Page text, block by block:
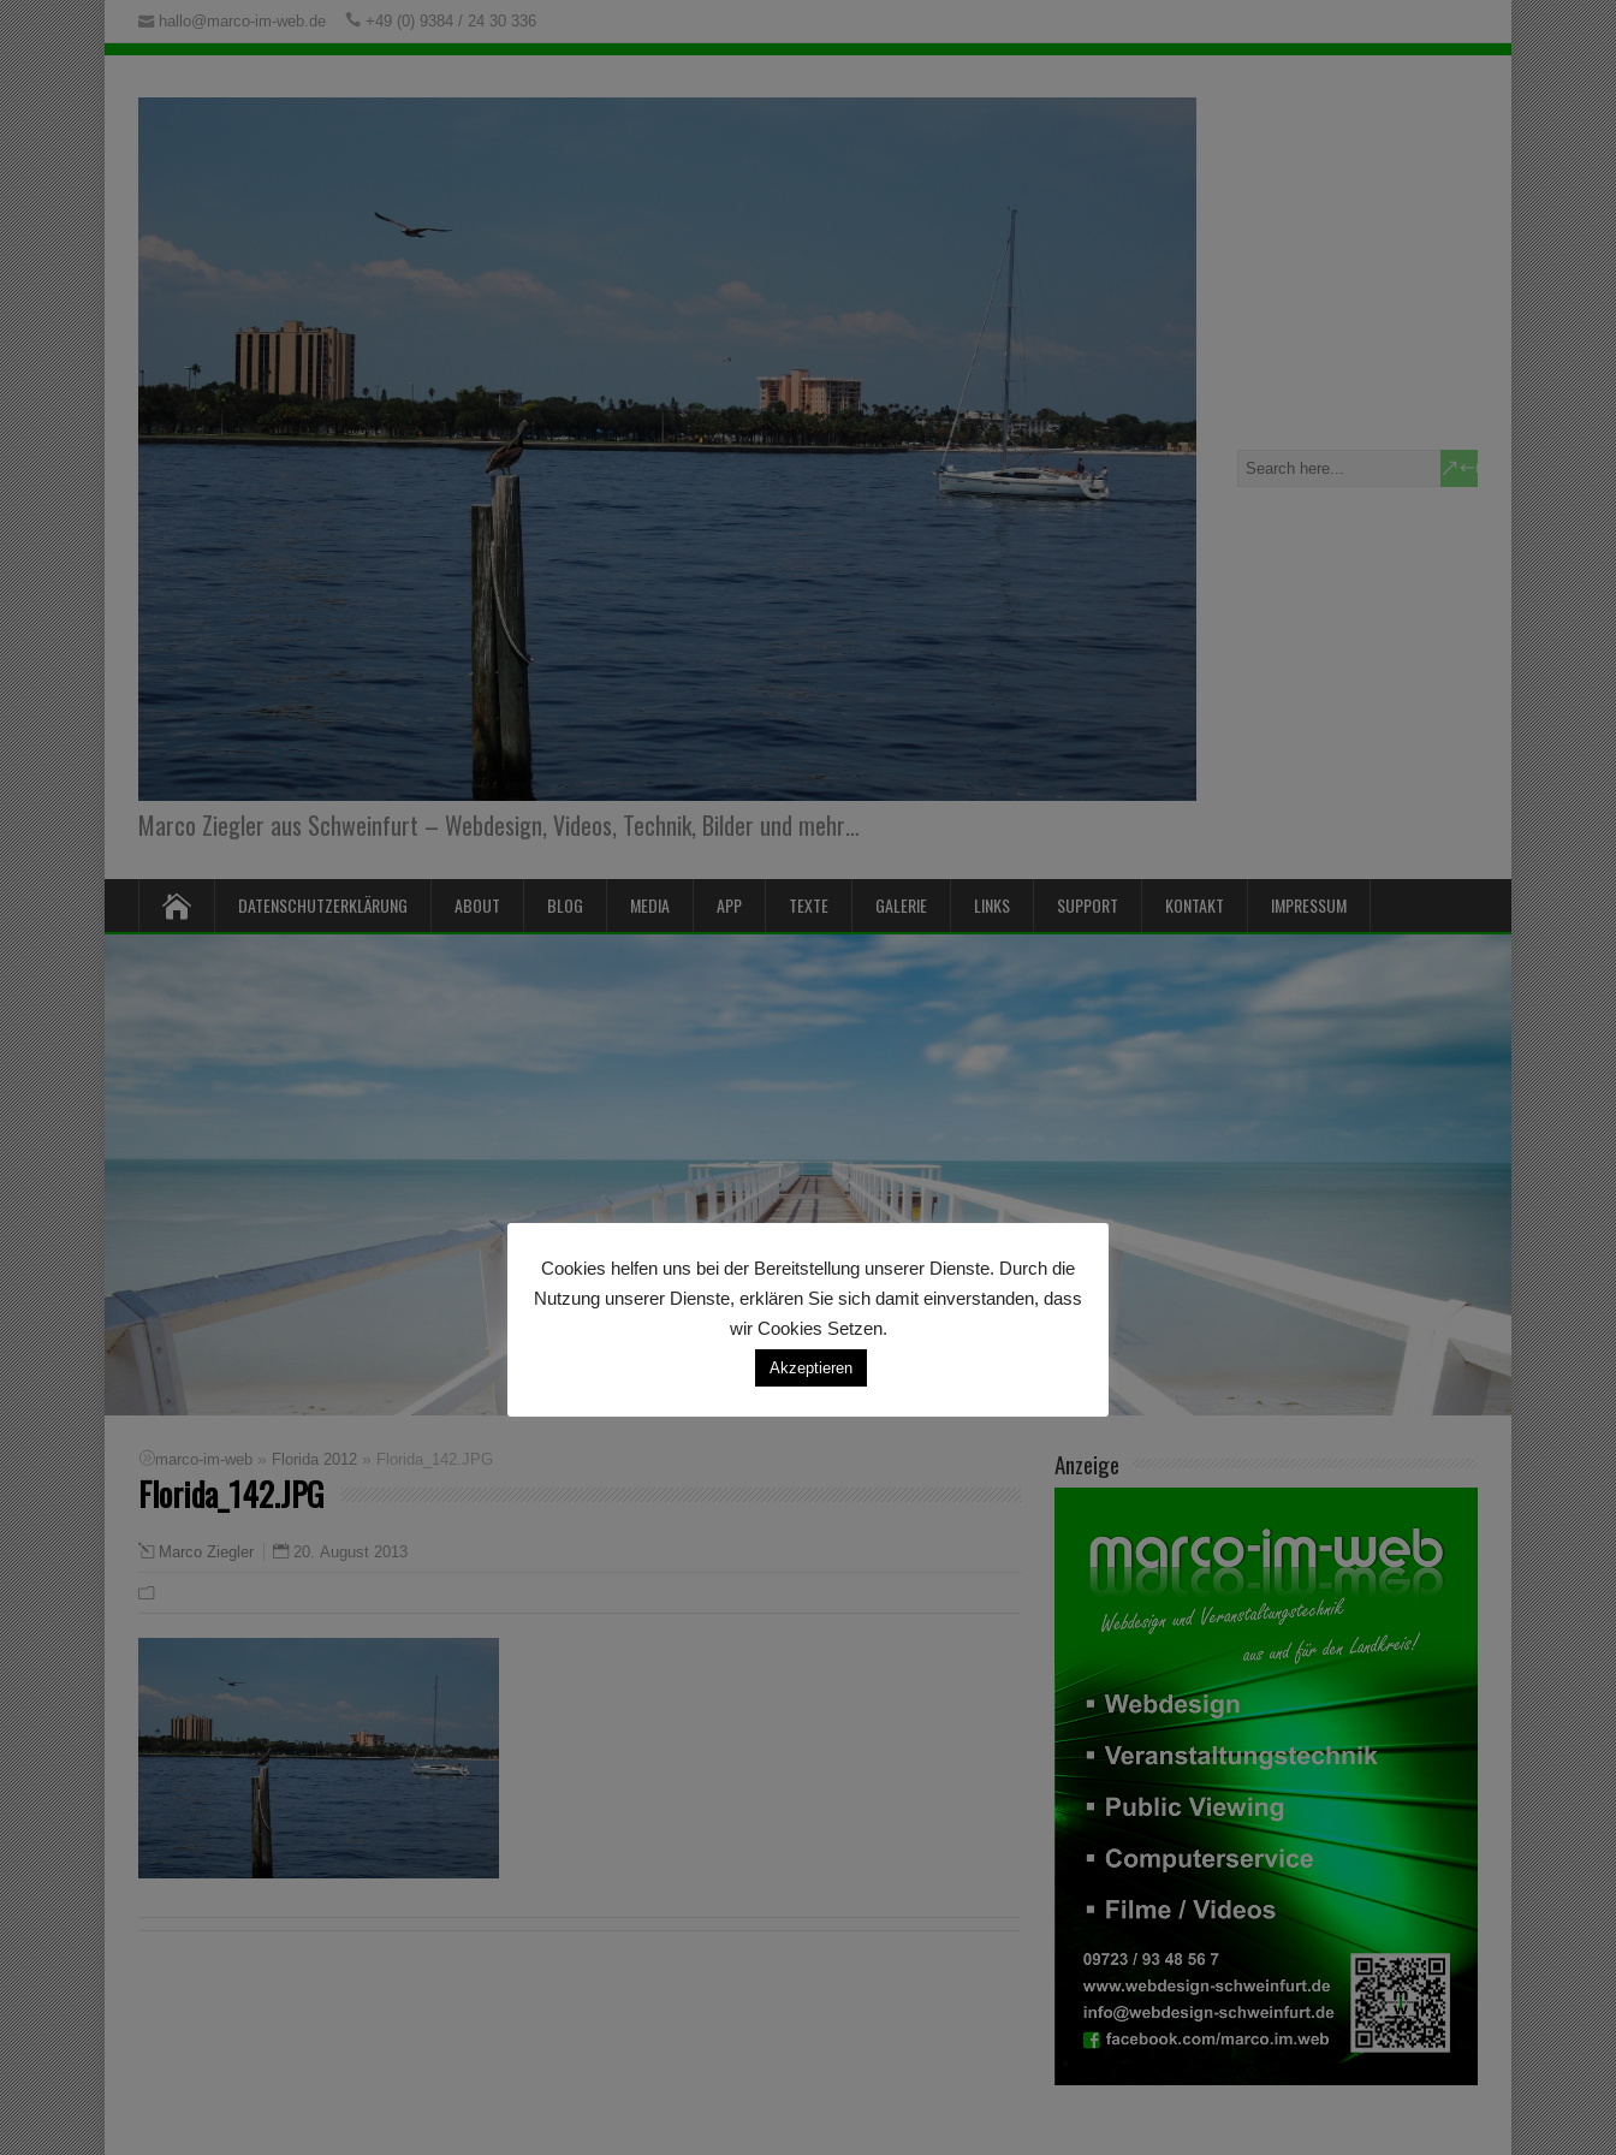
hallo@marco-im-web.de +49 (0) 9384 / 24 30 336
Marco Ziegler aus Schweinfurt – Webdesign, Videos, Technik, Bilder und mehr…
DATENSCHUTZERKLÄRUNG ABOUT BLOG MEDIA APP TEXTE GALERIE LINKS SUPPORT KONTAKT IMPRESSUM
marco-im-web » Florida 2012 » Florida_142.JPG
Florida_142.JPG
Marco Ziegler 20. August 2013
Anzeige
Cookies helfen uns bei der Bereitstellung unserer Dienste. Durch die
Nutzung unserer Dienste, erklären Sie sich damit einverstanden, dass
wir Cookies Setzen.
Akzeptieren